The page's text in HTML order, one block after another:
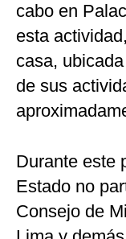
cabo en
esta
casa,
de sus
Durante este
Estado no
Consejo de